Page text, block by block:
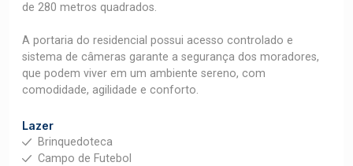
de 280 metros quadrados.
A portaria do residencial possui acesso controlado e
sistema de câmeras garante a segurança dos moradores,
que podem viver em um ambiente sereno, com
comodidade, agilidade e conforto.
Lazer
Brinquedoteca
Campo de Futebol